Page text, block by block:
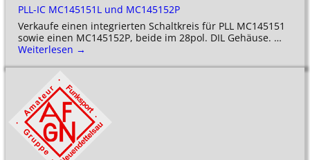
PLL-IC MC145151L und MC145152P
Verkaufe einen integrierten Schaltkreis für PLL MC145151
sowie einen MC145152P, beide im 28pol. DIL Gehäuse. …
Weiterlesen →